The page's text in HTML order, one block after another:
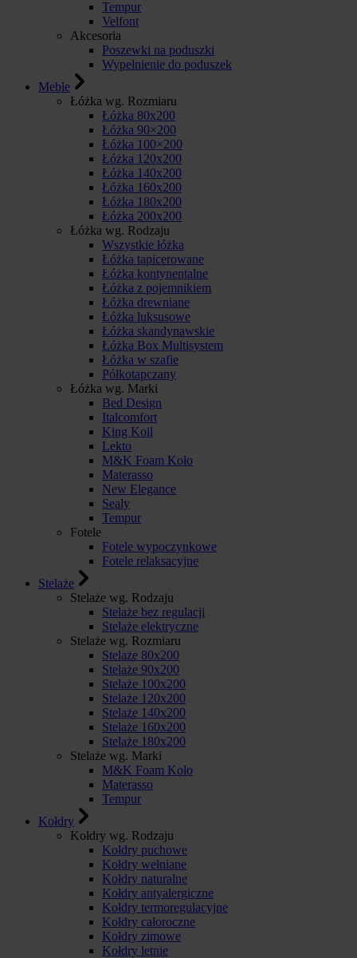
Tempur
Velfont
Akcesoria
Poszewki na poduszki
Wypełnienie do poduszek
Meble
Łóżka wg. Rozmiaru
Łóżka 80x200
Łóżka 90×200
Łóżka 100×200
Łóżka 120x200
Łóżka 140x200
Łóżka 160x200
Łóżka 180x200
Łóżka 200x200
Łóżka wg. Rodzaju
Wszystkie łóżka
Łóżka tapicerowane
Łóżka kontynentalne
Łóżka z pojemnikiem
Łóżka drewniane
Łóżka luksusowe
Łóżka skandynawskie
Łóżka Box Multisystem
Łóżka w szafie
Półkotapczany
Łóżka wg. Marki
Bed Design
Italcomfort
King Koil
Lekto
M&K Foam Koło
Materasso
New Elegance
Sealy
Tempur
Fotele
Fotele wypoczynkowe
Fotele relaksacyjne
Stelaże
Stelaże wg. Rodzaju
Stelaże bez regulacji
Stelaże elektryczne
Stelaże wg. Rozmiaru
Stelaże 80x200
Stelaże 90x200
Stelaże 100x200
Stelaże 120x200
Stelaże 140x200
Stelaże 160x200
Stelaże 180x200
Stelaże wg. Marki
M&K Foam Kolo
Materasso
Tempur
Kołdry
Kołdry wg. Rodzaju
Kołdry puchowe
Kołdry wełniane
Kołdry naturalne
Kołdry antyalergiczne
Kołdry termoregulacyjne
Kołdry całoroczne
Kołdry zimowe
Kołdry letnie